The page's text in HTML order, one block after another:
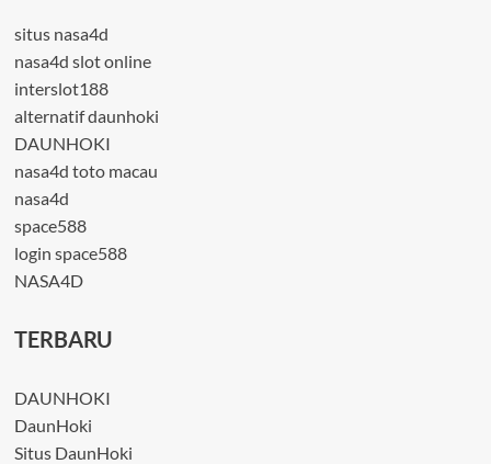
situs nasa4d
nasa4d slot online
interslot188
alternatif daunhoki
DAUNHOKI
nasa4d toto macau
nasa4d
space588
login space588
NASA4D
TERBARU
DAUNHOKI
DaunHoki
Situs DaunHoki